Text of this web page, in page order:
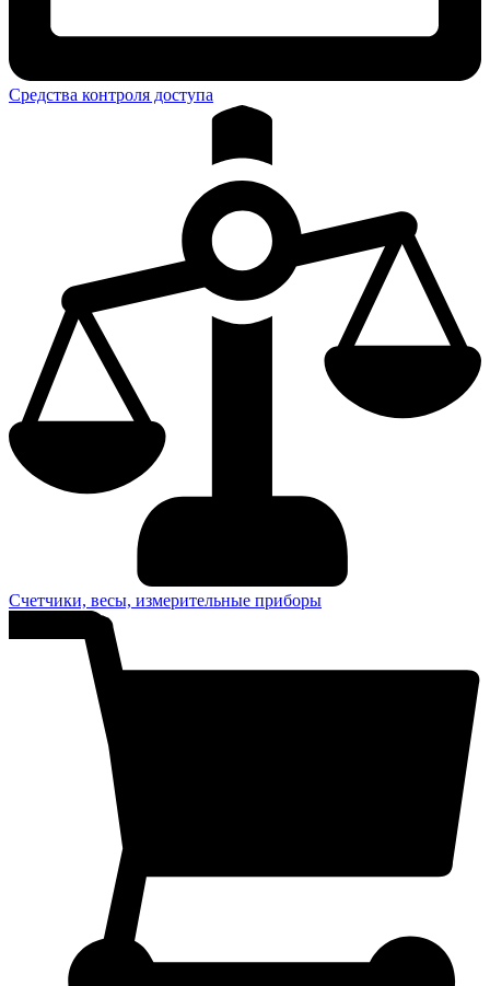
Средства контроля доступа
Счетчики, весы, измерительные приборы